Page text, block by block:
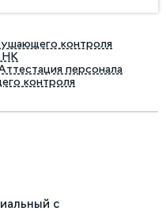
контроля
НК
персонала
контроля
с